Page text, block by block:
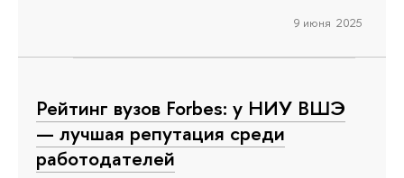
9 июня 2025
Рейтинг вузов Forbes: у НИУ ВШЭ
— лучшая репутация среди
работодателей